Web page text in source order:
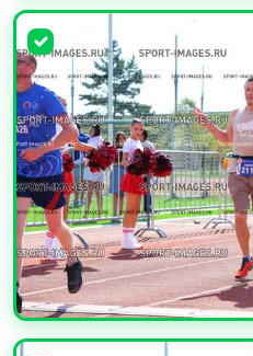
УВЕЛИЧИТЬ
УВЕЛИЧИТЬ